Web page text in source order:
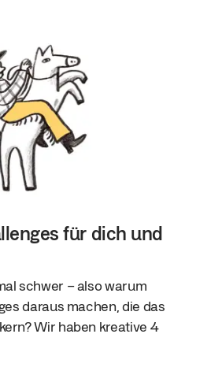
für dich und
schwer – also warum
daraus machen, die das
Wir haben kreative 4